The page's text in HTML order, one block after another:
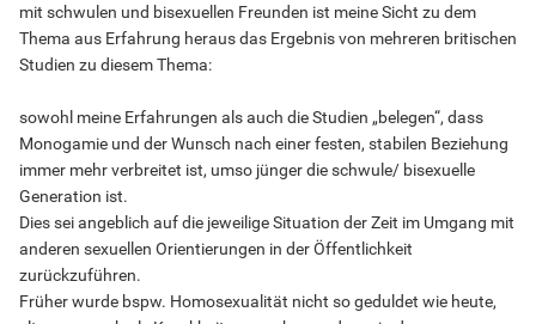
mit schwulen und bisexuellen Freunden ist meine Sicht zu dem
Thema aus Erfahrung heraus das Ergebnis von mehreren britischen
Studien zu diesem Thema:
sowohl meine Erfahrungen als auch die Studien „belegen“, dass
Monogamie und der Wunsch nach einer festen, stabilen Beziehung
immer mehr verbreitet ist, umso jünger die schwule/ bisexuelle
Generation ist.
Dies sei angeblich auf die jeweilige Situation der Zeit im Umgang mit
anderen sexuellen Orientierungen in der Öffentlichkeit
zurückzuführen.
Früher wurde bspw. Homosexualität nicht so geduldet wie heute,